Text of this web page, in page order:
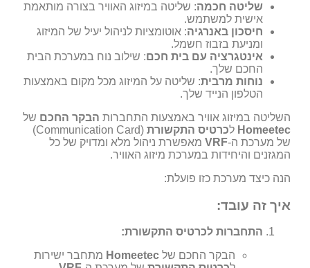
שליטה חכמה: שליטה במיזוג האוויר בצורה מותאמת
אישית למשתמש.
חיסכון באנרגיה: אוטומציות לניהול יעיל של המיזוג
ומניעת בזבוז חשמל.
אינטגרציה עם בית חכם: שילוב נוח במערכת הבית
החכם שלך.
נוחות מרבית: שליטה על המיזוג מכל מקום באמצעות
הטלפון הנייד שלך.
השליטה במיזוג אוויר באמצעות התחברות הבקר החכם של
Homeetec לכרטיס התקשורת
(Communication Card)
של מערכת ה-VRF מאפשרת ניהול מלא ומדויק של כל
המגזנים והיחידות במערכת מיזוג האוויר.
הנה כיצד מערכת כזו פועלת:
איך זה עובד:
התחברות לכרטיס התקשורת:
הבקר החכם של Homeetec מתחבר ישירות